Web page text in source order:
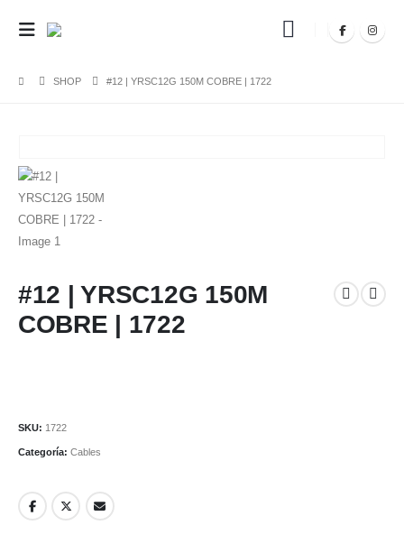
SHOP #12 | YRSC12G 150M COBRE | 1722
#12 | YRSC12G 150M
COBRE | 1722
SKU: 1722
Categoría: Cables